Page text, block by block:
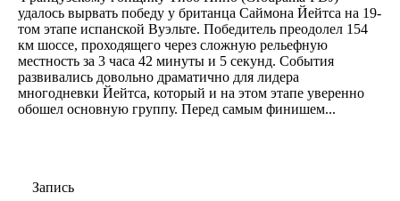
удалось вырвать победу у британца Саймона Йейтса на 19-
том этапе испанской Вуэльте. Победитель преодолел 154
км шоссе, проходящего через сложную рельефную
местность за 3 часа 42 минуты и 5 секунд. События
развивались довольно драматично для лидера
многодневки Йейтса, который и на этом этапе уверенно
обошел основную группу. Перед самым финишем...
Запись